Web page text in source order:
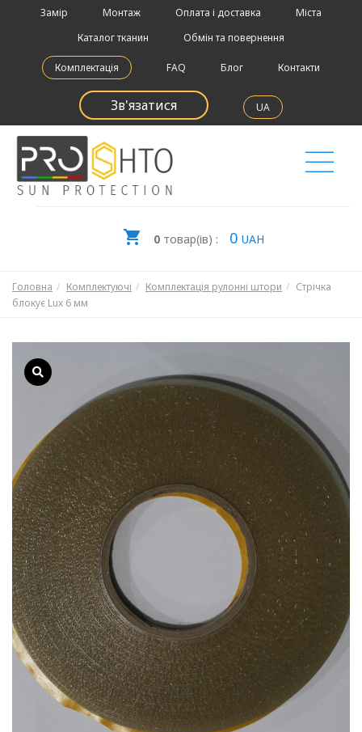
Замір Монтаж Оплата і доставка
Міста
Каталог тканин
Обмін та повернення
Комплектація FAQ Блог Контакти
Зв'язатися UA
0товар(ів) : 0 UAH
Головна Комплектуючі Комплектація рулонні штори
Стрічка
блокує Lux 6 мм